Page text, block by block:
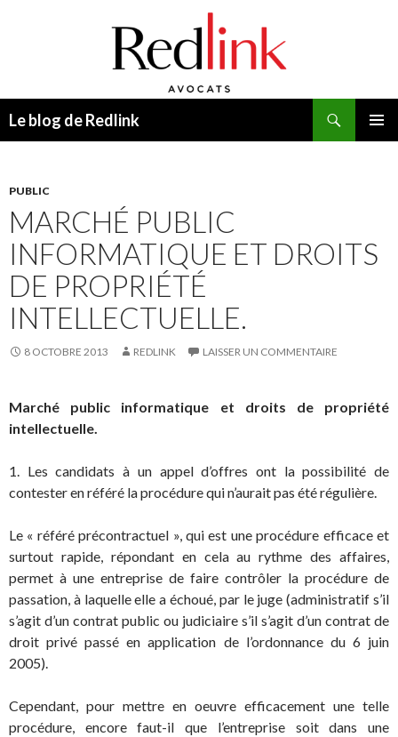
Le blog de Redlink
PUBLIC
MARCHÉ PUBLIC
INFORMATIQUE ET DROITS
DE PROPRIÉTÉ
INTELLECTUELLE.
8 OCTOBRE 2013 REDLINK LAISSER UN COMMENTAIRE
Marché public informatique et droits de propriété
intellectuelle.
1. Les candidats à un appel d’offres ont la possibilité de
contester en référé la procédure qui n’aurait pas été régulière.
Le « référé précontractuel », qui est une procédure efficace et
surtout rapide, répondant en cela au rythme des affaires,
permet à une entreprise de faire contrôler la procédure de
passation, à laquelle elle a échoué, par le juge (administratif s’il
s’agit d’un contrat public ou judiciaire s’il s’agit d’un contrat de
droit privé passé en application de l’ordonnance du 6 juin
2005).
Cependant, pour mettre en oeuvre efficacement une telle
procédure, encore faut-il que l’entreprise soit dans une